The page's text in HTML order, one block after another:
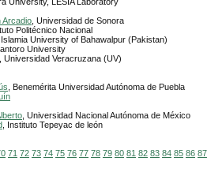
University, LESIA Laboratory
Arcadio, Universidad de Sonora
Politécnico Nacional
University of Bahawalpur (Pakistan)
University
, Universidad Veracruzana (UV)
, Benemérita Universidad Autónoma de Puebla
, Universidad Nacional Autónoma de México
, Instituto Tepeyac de león
71 72 73 74 75 76 77 78 79 80 81 82 83 84 85 86 87